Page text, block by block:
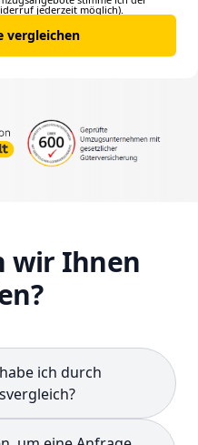
jederzeit möglich).
vergleichen
wir Ihnen
ich durch